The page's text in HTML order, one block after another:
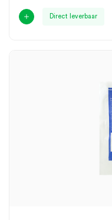
Direct leverbaar